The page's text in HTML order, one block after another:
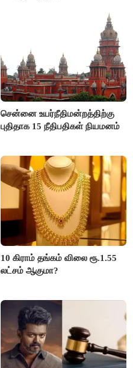
சென்னை உயர்நீதிமன்றத்திற்கு
புதிதாக 15 நீதிபதிகள் நியமனம்
10 கிராம் தங்கம் விலை ரூ.1.55
லட்சம் ஆகுமா?